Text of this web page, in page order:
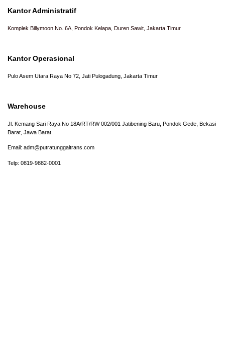
Kantor Administratif
Komplek Billymoon No. 6A, Pondok Kelapa, Duren Sawit, Jakarta Timur
Kantor Operasional
Pulo Asem Utara Raya No 72, Jati Pulogadung, Jakarta Timur
Warehouse
Jl. Kemang Sari Raya No 18A/RT/RW 002/001 Jatibening Baru, Pondok Gede, Bekasi
Barat, Jawa Barat.
Email: adm@putratunggaltrans.com
Telp: 0819-9882-0001